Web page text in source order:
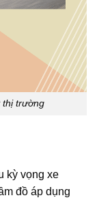
thị trường
kỳ vọng xe
đồ áp dụng